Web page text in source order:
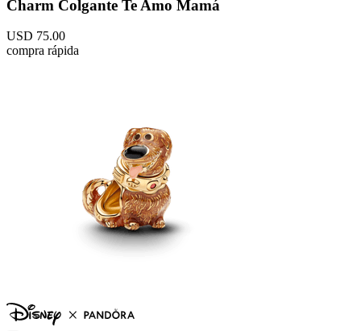
Charm Colgante Te Amo Mamá
USD 75.00
compra rápida